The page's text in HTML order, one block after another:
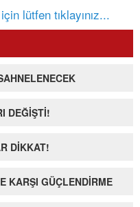
lütfen tıklayınız...
DEĞİŞTİ!
DİKKAT!
KARŞI GÜÇLENDİRME